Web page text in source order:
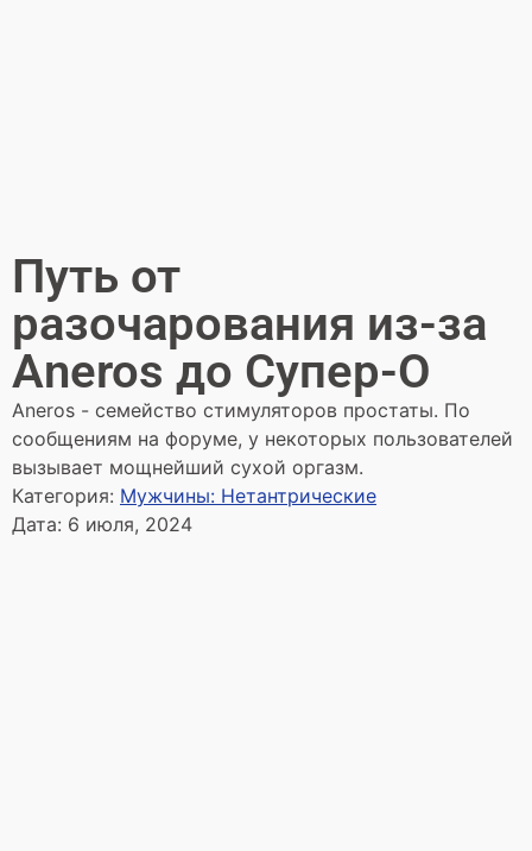
Путь от
разочарования из-за
Aneros до Супер-О
Aneros - семейство стимуляторов простаты. По
сообщениям на форуме, у некоторых пользователей
вызывает мощнейший сухой оргазм.
Категория: Мужчины: Нетантрические
Дата: 6 июля, 2024